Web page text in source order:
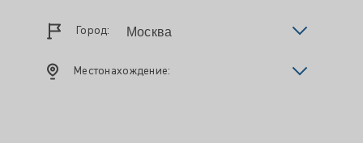
Город:
Местонахождение: